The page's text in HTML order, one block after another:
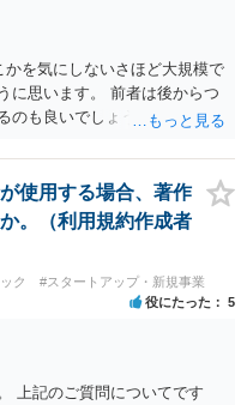
用ガイドラインであるhttps://
fair_labeling/guideline/ass
の５頁（イ）、２（１）参
を気にしないさほど大規模で
に思います。 前者は後からつ
のも良いでしょう。
使用する場合、著作
。（利用規約作成者
ク #スタートアップ・新規事業
役にたった 5
上記のご質問についてです